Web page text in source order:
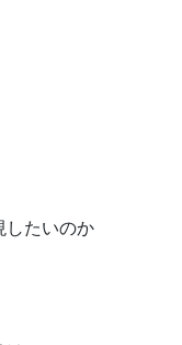
したいのか